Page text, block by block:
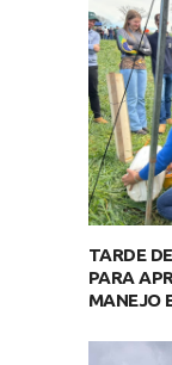
TARDE
PARA
MANEJO